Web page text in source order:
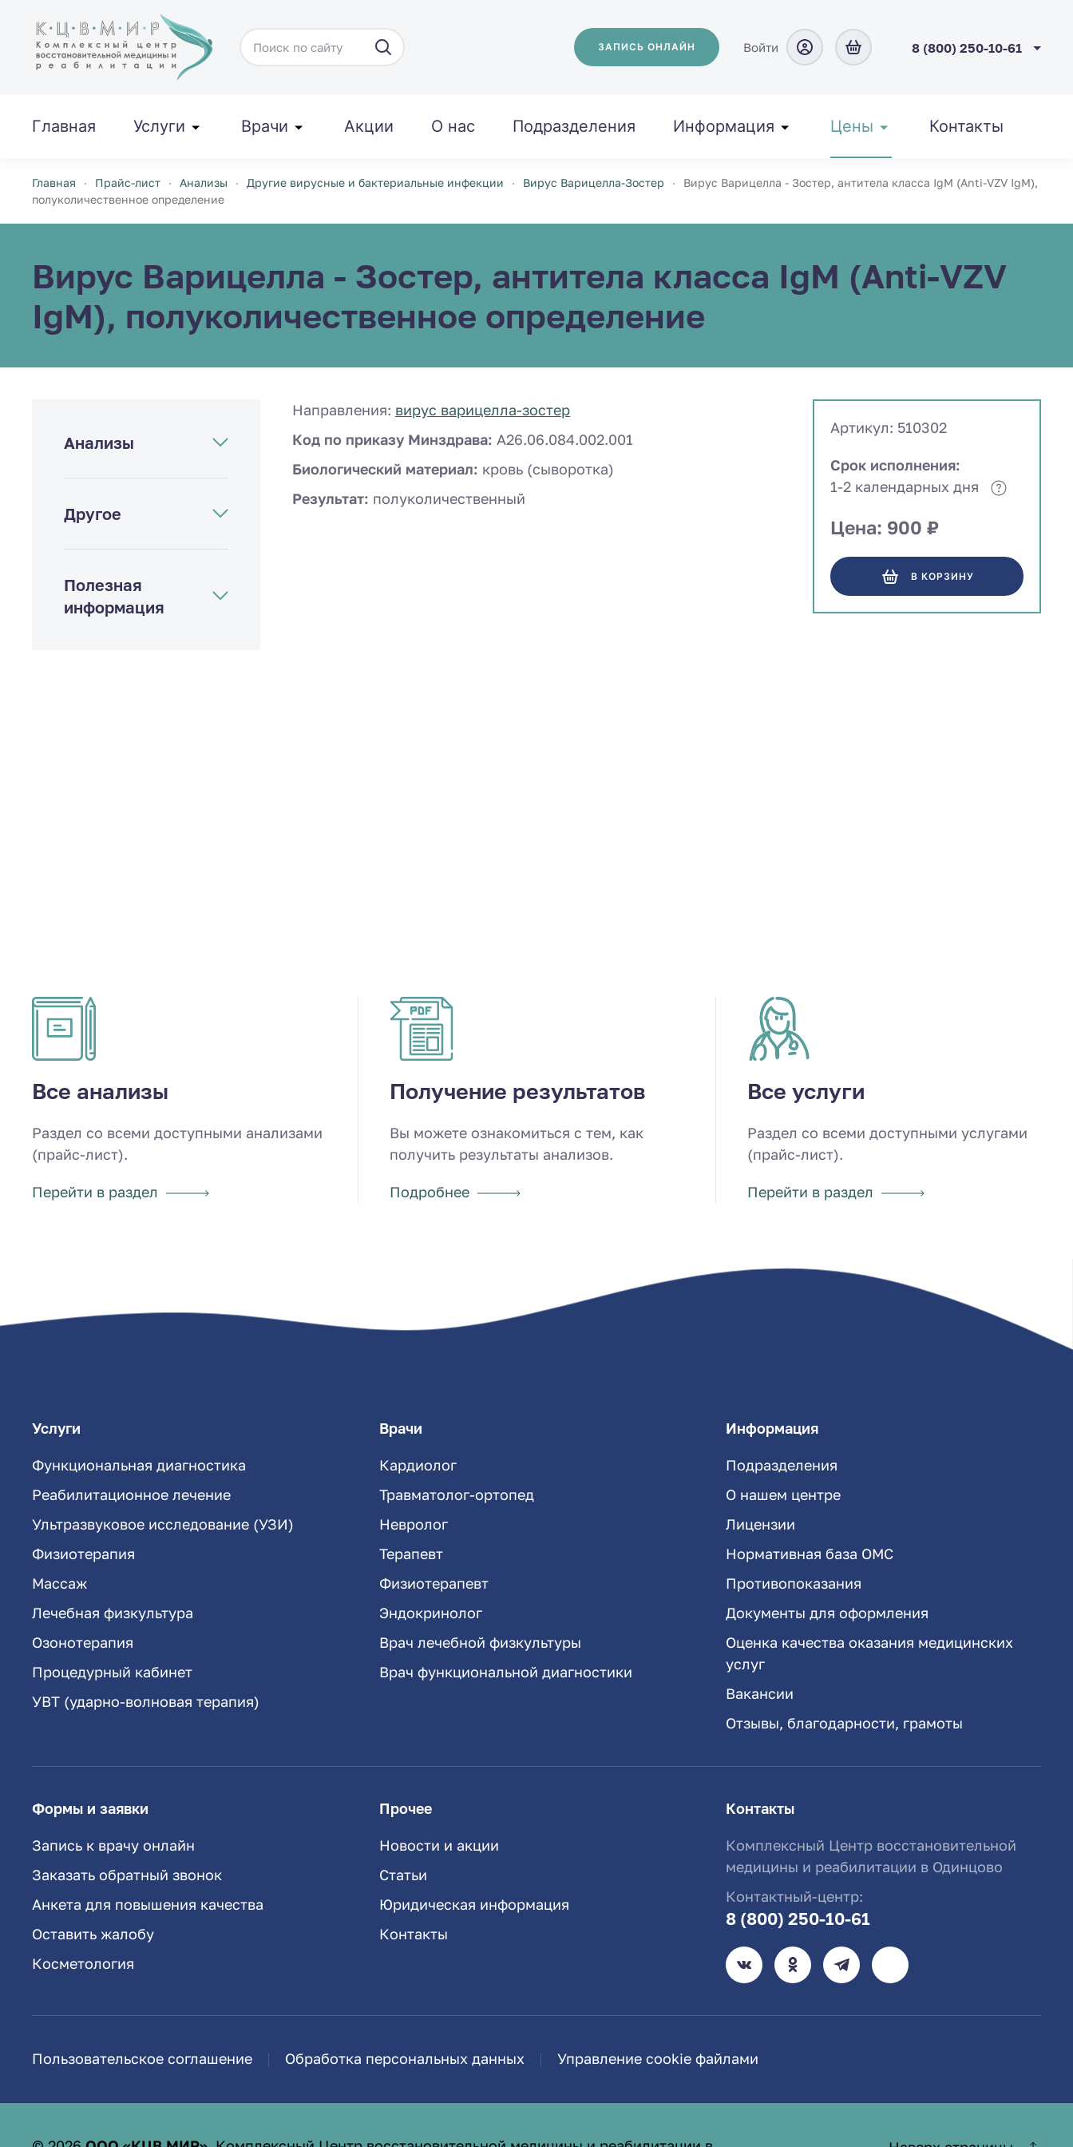
Перейти к содержимому ЗАПИСЬ ОНЛАЙН Войти 8 (800) 250-10-61
Главная Услуги Врачи Акции О нас Подразделения Информация Цены Контакты
Главная Прайс-лист Анализы Другие вирусные и бактериальные инфекции Вирус Варицелла-Зостер
Вирус Варицелла - Зостер, антитела класса IgM (Anti-VZV IgM),
полуколичественное определение
Вирус Варицелла - Зостер, антитела класса IgM (Anti-VZV
IgM), полуколичественное определение
Анализы
Другое
Полезная
информация
Направления: вирус варицелла-зостер
Код по приказу Минздрава: A26.06.084.002.001
Биологический материал: кровь (сыворотка)
Результат: полуколичественный
Артикул: 510302
Срок исполнения:
1-2 календарных дня
Цена: 900 ₽
В КОРЗИНУ
Все анализы
Раздел со всеми доступными анализами
(прайс-лист).
Перейти в раздел
Получение результатов
Вы можете ознакомиться с тем, как
получить результаты анализов.
Подробнее
Все услуги
Раздел со всеми доступными услугами
(прайс-лист).
Перейти в раздел
Услуги
Функциональная диагностика
Реабилитационное лечение
Ультразвуковое исследование (УЗИ)
Физиотерапия
Массаж
Лечебная физкультура
Озонотерапия
Процедурный кабинет
УВТ (ударно-волновая терапия)
Врачи
Кардиолог
Травматолог-ортопед
Невролог
Терапевт
Физиотерапевт
Эндокринолог
Врач лечебной физкультуры
Врач функциональной диагностики
Информация
Подразделения
О нашем центре
Лицензии
Нормативная база ОМС
Противопоказания
Документы для оформления
Оценка качества оказания медицинских
услуг
Вакансии
Отзывы, благодарности, грамоты
Формы и заявки
Запись к врачу онлайн
Заказать обратный звонок
Анкета для повышения качества
Оставить жалобу
Косметология
Прочее
Новости и акции
Статьи
Юридическая информация
Контакты
Контакты
Комплексный Центр восстановительной
медицины и реабилитации в Одинцово
Контактный-центр:
8 (800) 250-10-61
Пользовательское соглашение Обработка персональных данных Управление cookie файлами